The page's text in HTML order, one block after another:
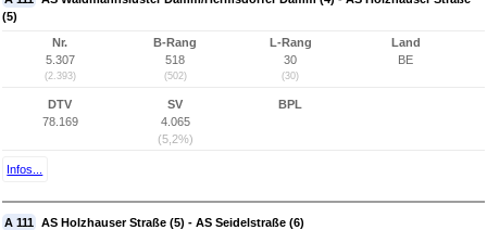
(5)
Nr.
5.307
(2.393)
B-Rang
518
(502)
L-Rang
30
(30)
Land
BE
DTV
78.169
SV
4.065
(5,2%)
BPL
Infos...
A 111 AS Holzhauser Straße (5) - AS Seidelstraße (6)